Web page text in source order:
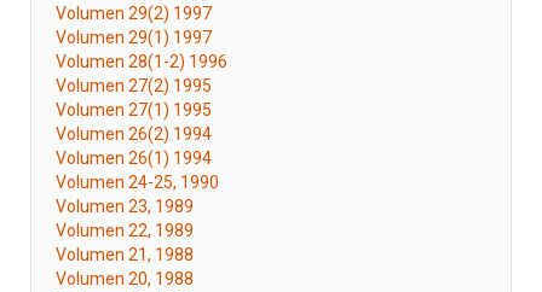
Volumen 29(2) 1997
Volumen 29(1) 1997
Volumen 28(1-2) 1996
Volumen 27(2) 1995
Volumen 27(1) 1995
Volumen 26(2) 1994
Volumen 26(1) 1994
Volumen 24-25, 1990
Volumen 23, 1989
Volumen 22, 1989
Volumen 21, 1988
Volumen 20, 1988